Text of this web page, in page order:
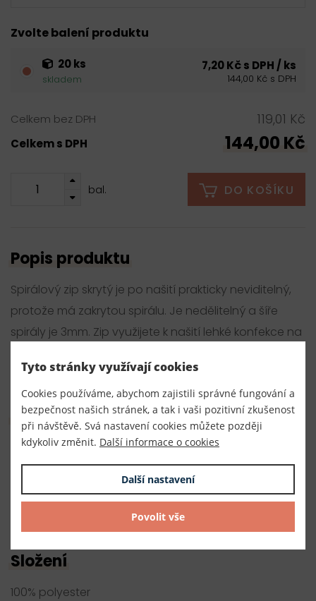
Zvolte balení produktu
20 ks
skladem
7,20 Kč s DPH / ks
144,00 Kč s DPH
Celkem bez DPH 119,01 Kč
Celkem s DPH 144,00 Kč
bal. DO KOŠÍKU
Popis produktu
Spirálový zip skrytý je po našití prakticky neviditelný,
protože má zakrytou spirálu. Je nedělitelný a šíře
spirály je 3mm. Zip využijete k našití lehké konfekce na
na polštáře.
Parametry
Číslo produktu:
240052/m
Dodavatel
Složení
100% polyester
Tyto stránky využívají cookies
Cookies používáme, abychom zajistili správné fungování a
bezpečnost našich stránek, a tak i vaši pozitivní zkušenost
při návštěvě. Svá nastavení cookies můžete později
kdykoliv změnit. Další informace o cookies
Další nastavení
Povolit vše